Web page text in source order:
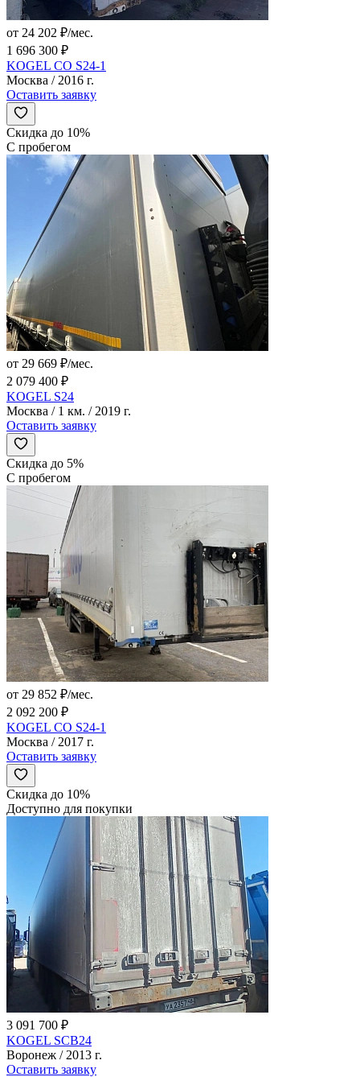
от 24 202 ₽/мес.
1 696 300 ₽
KOGEL CO S24-1
Москва / 2016 г.
Оставить заявку
Скидка до 10%
С пробегом
от 29 669 ₽/мес.
2 079 400 ₽
KOGEL S24
Москва / 1 км. / 2019 г.
Оставить заявку
Скидка до 5%
С пробегом
от 29 852 ₽/мес.
2 092 200 ₽
KOGEL CO S24-1
Москва / 2017 г.
Оставить заявку
Скидка до 10%
Доступно для покупки
3 091 700 ₽
KOGEL SCB24
Воронеж / 2013 г.
Оставить заявку